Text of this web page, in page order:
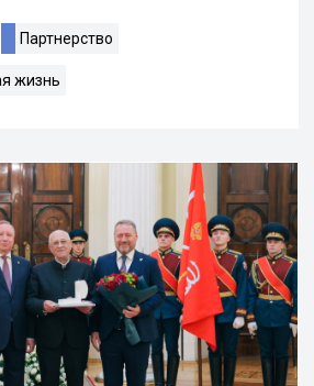
Партнерство
жизнь